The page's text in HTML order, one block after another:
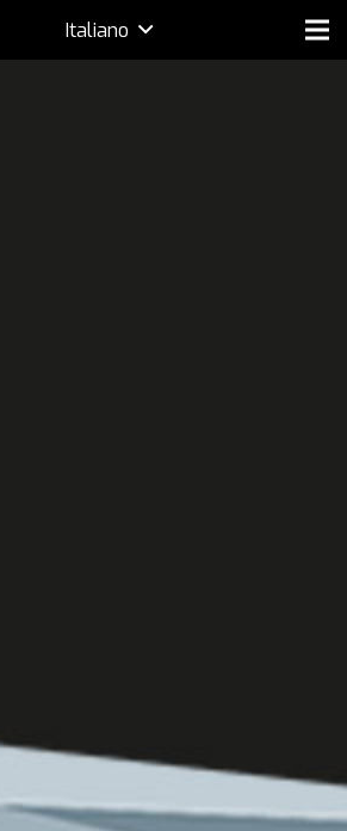
Italiano